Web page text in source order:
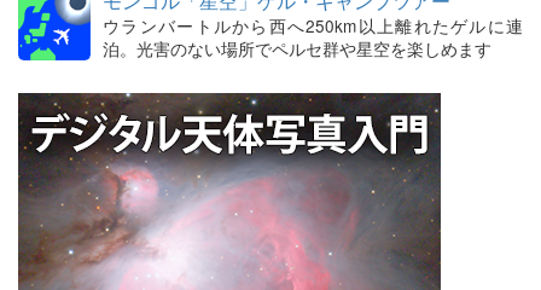
ウランバートルから西へ250km以上離れたゲルに連
泊。光害のない場所でペルセ群や星空を楽しめます